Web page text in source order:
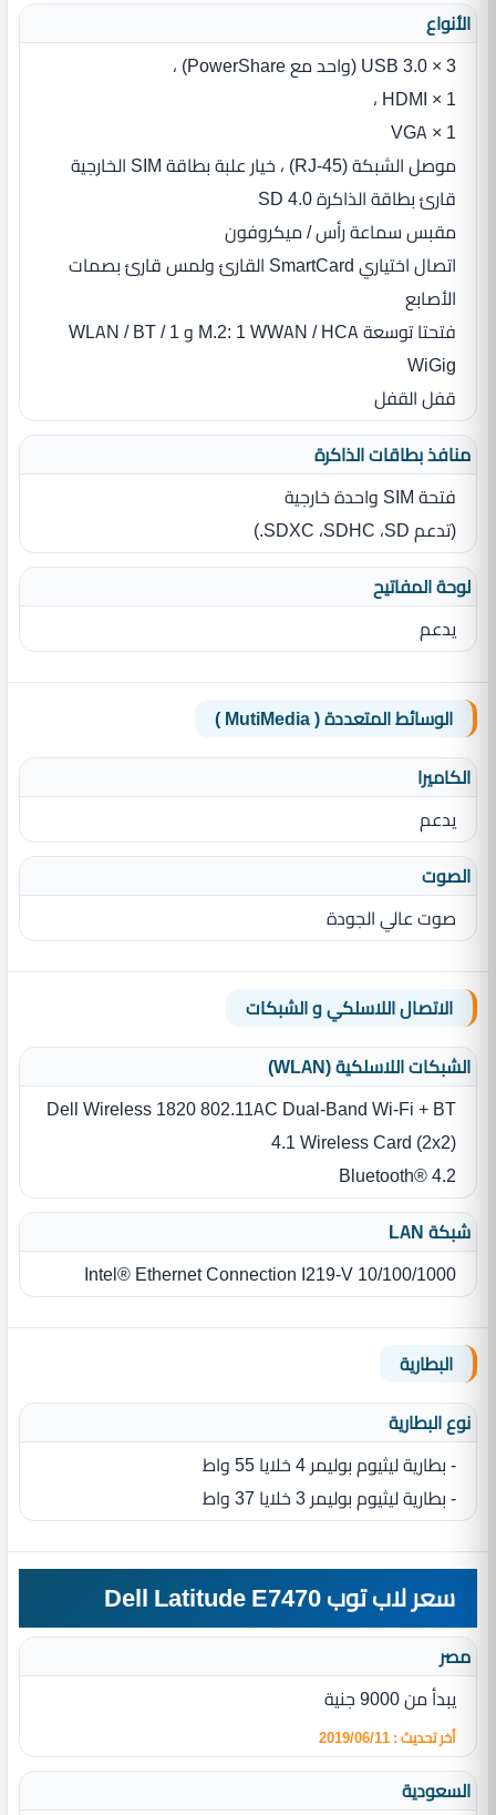
الأنواع
3 × USB 3.0 (واحد مع PowerShare) ،
1 × HDMI ،
1 × VGA
موصل الشبكة (RJ-45) ، خيار علبة بطاقة SIM الخارجية
قارئ بطاقة الذاكرة SD 4.0
مقبس سماعة رأس / ميكروفون
اتصال اختياري SmartCard القارئ ولمس قارئ بصمات
الأصابع
فتحتا توسعة M.2: 1 WWAN / HCA و 1 WLAN / BT /
WiGig
قفل القفل
منافذ بطاقات الذاكرة
فتحة SIM‏ واحدة خارجية
(تدعم SD‏، SDHC‏، SDXC‏.)
لوحة المفاتيح
يدعم
الوسائط المتعددة ( MutiMedia )
الكاميرا
يدعم
الصوت
صوت عالي الجودة
الاتصال اللاسلكي و الشبكات
الشبكات اللاسلكية (WLAN)
Dell Wireless 1820 802.11AC Dual-Band Wi-Fi + BT
4.1 Wireless Card (2x2)
Bluetooth® 4.2
شبكة LAN
Intel® Ethernet Connection I219-V 10/100/1000‏
البطارية
نوع البطارية‏
- بطارية ليثيوم بوليمر 4‏ خلايا ‏55 واط
- بطارية ليثيوم بوليمر 3‏ خلايا ‏37 واط
سعر لاب توب Dell Latitude E7470
مصر
يبدأ من 9000 جنية
أخر تحديث : 2019/06/11
السعودية